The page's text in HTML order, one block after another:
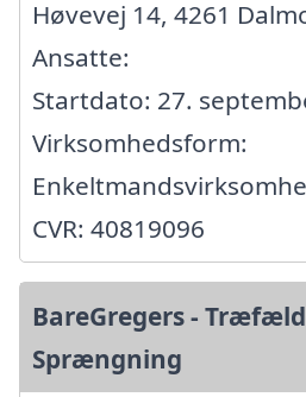
Høvevej 14, 4261
Ansatte:
Startdato: 27.
Virksomhedsform:
CVR: 40819096
BareGregers -
Sprængning